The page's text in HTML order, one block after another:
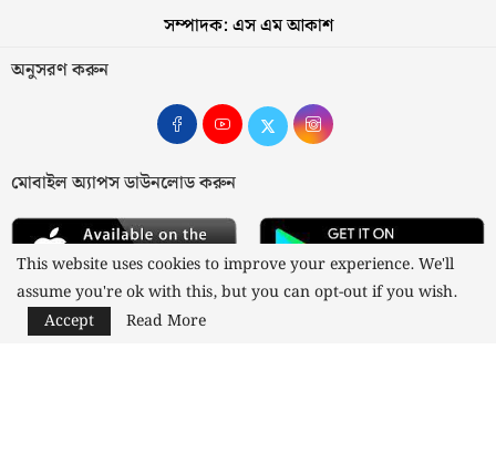
সম্পাদক: এস এম আকাশ
অনুসরণ করুন
মোবাইল অ্যাপস ডাউনলোড করুন
This website uses cookies to improve your experience. We'll
assume you're ok with this, but you can opt-out if you wish.
Accept
Read More